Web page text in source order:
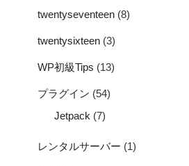
twentyseventeen (8)
twentysixteen (3)
WP初級Tips (13)
プラグイン (54)
Jetpack (7)
レンタルサーバー (1)